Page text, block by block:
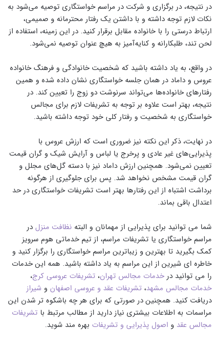
در نتیجه، در برگزاری و شرکت در مراسم خواستگاری توصیه ‌می‌شود به
نکات لازم توجه داشته و با داشتن یک رفتار محترمانه و صمیمی،
ارتباط درستی را با خانواده مقابل برقرار کنید. در این زمینه، استفاده از
لحن تند، طلبکارانه و کنایه‌آمیز به‌ هیچ‌ عنوان توصیه نمی‌شود.
در واقع، به یاد داشته باشید که شخصیت خانوادگی و فرهنگ خانواده
عروس و داماد در همان جلسه خواستگاری نشان داده شده و همین
رفتارهای خانواده‌ها ‌می‌تواند سرنوشت دو زوج را تعیین کند. در
نتیجه، بهتر است علاوه‌ بر توجه به تشریفات لازم برای مجالس
خواستگاری به شخصیت و رفتار کلی خود توجه داشته باشید.
در نهایت، ذکر این نکته نیز ضروری است که ارزش عروس با
پذیرایی‌های غیر عادی و پرخرج یا لباس و آرایش شیک و گران قیمت
تعیین نمی‌شود. همچنین ارزش داماد نیز با دسته گل‌های مجلل و
گران قیمت مشخص نخواهد شد. پس برای جلوگیری از هرگونه
برداشت اشتباه از این رفتارها بهتر است تشریفات خواستگاری در حد
اعتدال باقی بماند.
شما می توانید برای پذیرایی از مهمانان و البته نظافت منزل در
مراسم خواستگاری یا تشریفات مراسم، از تیم خدماتی هوم سرویز
کمک بگیرید تا بهترین و زیباترین مراسم خواستگاری را برگزار کنید و
خاطره ای شیرین از این مراسم به یاد داشته باشید. همه این خدمات
را می توانید در خدمات مجالس تهران، تشریفات عروسی کرج،
خدمات مجالس مشهد، تشریفات عقد و عروسی اصفهان و شیراز
دریافت کنید. همچنین در صورتی که برای هر چه باشکوه تر شدن این
مراسمات به اطلاعات بیشتری نیاز دارید از مطالب مرتبط با تشریفات
مجالس عقد و اصول پذیرایی و تشریفات بهره مند شوید.